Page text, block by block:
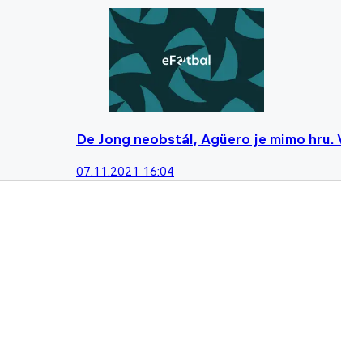
De Jong neobstál, Agüero je mimo
07.11.2021 16:04